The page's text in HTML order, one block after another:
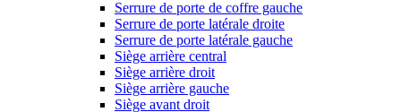
Serrure de porte de coffre gauche
Serrure de porte latérale droite
Serrure de porte latérale gauche
Siège arrière central
Siège arrière droit
Siège arrière gauche
Siège avant droit